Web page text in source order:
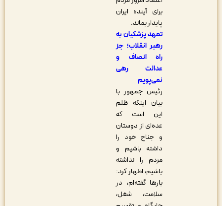
برای آینده ایران
پایدار بماند.
تعهد پزشکیان به
رهبر انقلاب؛ جز
راه انصاف و
عدالت رهی
نمی‌پویم
رئیس جمهور با
بیان اینکه ظلم
این است که
عده‌ای از دوستان
و جناح خود را
داشته باشیم و
مردم را نداشته
باشیم، اظهار کرد:
بارها گفته‌ام، در
سلامت، شغل،